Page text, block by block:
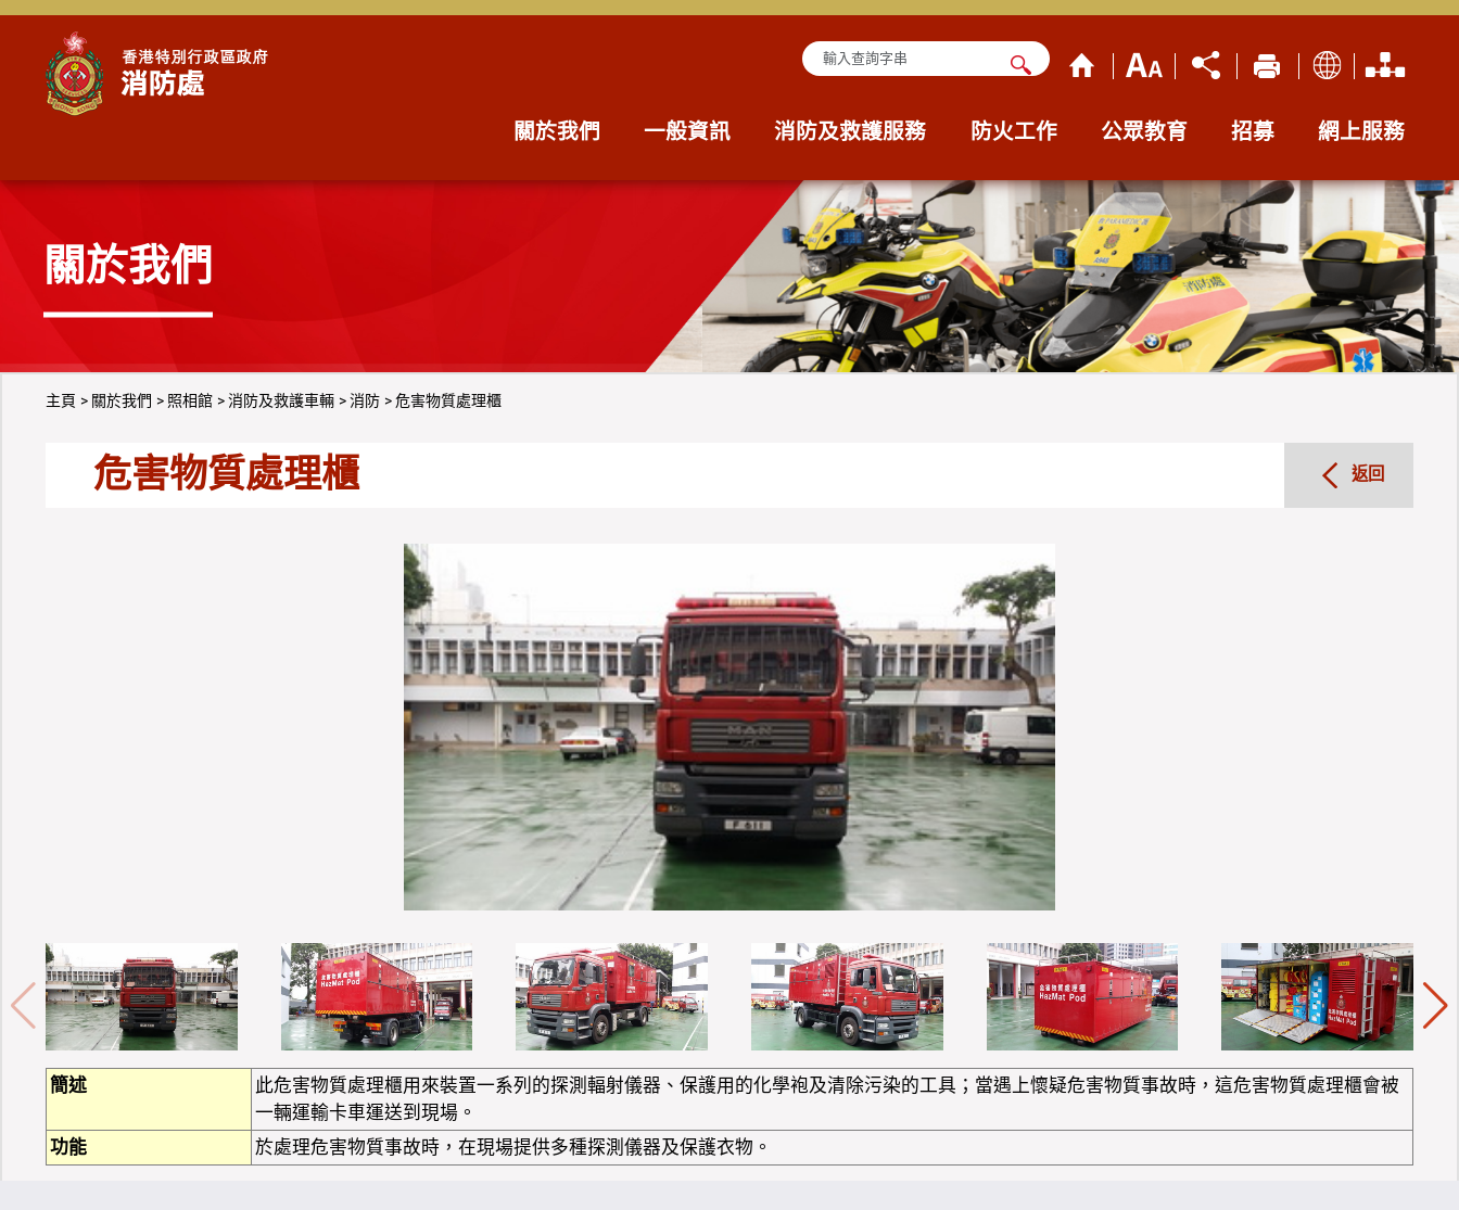
查詢字串
關於我們 一般資訊 消防及救護服務 防火工作 公眾教育 招募 網上服務
關於我們
主頁 關於我們 照相館 消防及救護車輛 消防 危害物質處理櫃
危害物質處理櫃 返回
簡述
此危害物質處理櫃用來裝置一系列的探測輻射儀器、保護用的化學袍及清除污染的工具；當遇上懷疑危害物質事故時，這危害物質處理櫃會被
一輛運輸卡車運送到現場。
功能
於處理危害物質事故時，在現場提供多種探測儀器及保護衣物。